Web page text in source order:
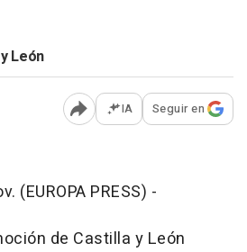
León
Abrir opciones para
IA Seguir en
(EUROPA PRESS) -
de Castilla y León